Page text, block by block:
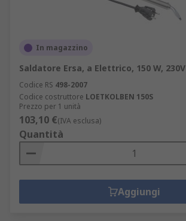
In magazzino
Saldatore Ersa, a Elettrico, 150 W, 230V
Codice RS 498-2007
Codice costruttore LOETKOLBEN 150S
Prezzo per 1 unità
103,10 €(IVA esclusa)
Quantità
Aggiungi